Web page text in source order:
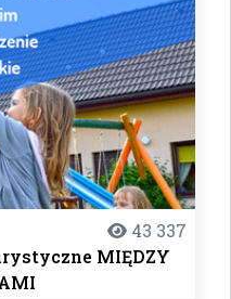
43 337
MIĘDZY